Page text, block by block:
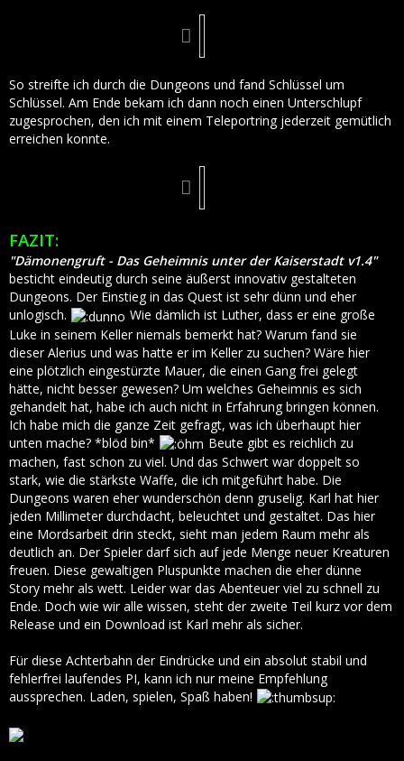
So streifte ich durch die Dungeons und fand Schlüssel um
Schlüssel. Am Ende bekam ich dann noch einen Unterschlupf
zugesprochen, den ich mit einem Teleportring jederzeit gemütlich
erreichen konnte.
FAZIT:
"Dämonengruft - Das Geheimnis unter der Kaiserstadt v1.4"
besticht eindeutig durch seine äußerst innovativ gestalteten
Dungeons. Der Einstieg in das Quest ist sehr dünn und eher
unlogisch.
Wie dämlich ist Luther, dass er eine große
Luke in seinem Keller niemals bemerkt hat? Warum fand sie
dieser Alerius und was hatte er im Keller zu suchen? Wäre hier
eine plötzlich eingestürzte Mauer, die einen Gang frei gelegt
hätte, nicht besser gewesen? Um welches Geheimnis es sich
gehandelt hat, habe ich auch nicht in Erfahrung bringen können.
Ich habe mich die ganze Zeit gefragt, was ich überhaupt hier
unten mache? *blöd bin*
Beute gibt es reichlich zu
machen, fast schon zu viel. Und das Schwert war doppelt so
stark, wie die stärkste Waffe, die ich mitgeführt habe. Die
Dungeons waren eher wunderschön denn gruselig. Karl hat hier
jeden Millimeter durchdacht, beleuchtet und gestaltet. Das hier
eine Mordsarbeit drin steckt, sieht man jedem Raum mehr als
deutlich an. Der Spieler darf sich auf jede Menge neuer Kreaturen
freuen. Diese gewaltigen Pluspunkte machen die eher dünne
Story mehr als wett. Leider war das Abenteuer viel zu schnell zu
Ende. Doch wie wir alle wissen, steht der zweite Teil kurz vor dem
Release und ein Download ist Karl mehr als sicher.
Für diese Achterbahn der Eindrücke und ein absolut stabil und
fehlerfrei laufendes PI, kann ich nur meine Empfehlung
aussprechen. Laden, spielen, Spaß haben!